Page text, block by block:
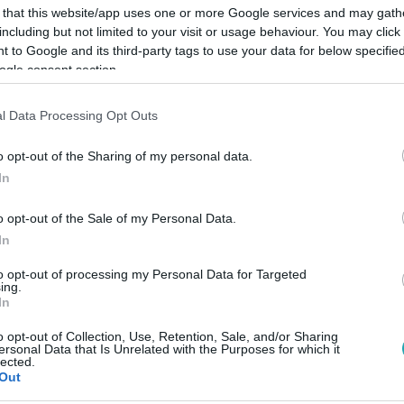
that this website/app uses one or more Google services and may
but not limited to your visit or usage behaviour. You may
to Google and its third-party tags to use your data for below
consent section.
Data Processing Opt Outs
opt-out of the Sharing of my personal data.
opt-out of the Sale of my Personal Data.
opt-out of processing my Personal Data for Targeted
opt-out of Collection, Use, Retention, Sale, and/or Sharing
Data that Is Unrelated with the Purposes for which it
Link másolása
tudja jól, hogy párjának, Juditnak
reméli, hogy egyszer majd tud
együtt. Sőt, a családalapítás és
a rapsztárkodás után.
Páros! Streameld az összes eddigi
az új fordulatokra!